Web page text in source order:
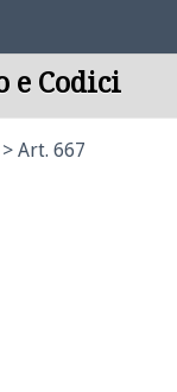
e Codici
Art. 667